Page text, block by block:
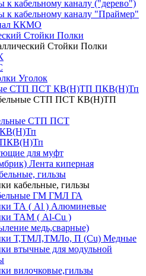
к кабельному каналу ("дерево")
к кабельному каналу "Праймер"
ККМО
Стойки Полки
Стойки Полки
Уголок
СТП ПСТ КВ(Н)ТП ПКВ(Н)Тп
СТП ПСТ КВ(Н)ТП
СТП ПСТ
ПКВ(Н)Тп
для муфт
Лента киперная
гильзы
кабельные, гильзы
ГМ ГМЛ ГА
ТА ( Al ) Алюминевые
ТАМ ( Al-Cu )
медь,сварные)
Т,ТМЛ,ТМЛо, П (Cu) Медные
втычные для модульной
вилочковые,гильзы